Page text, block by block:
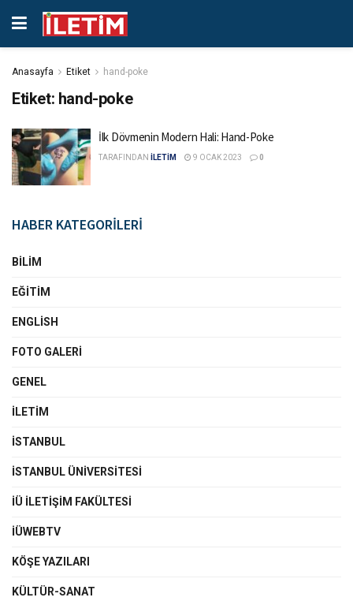
Anasayfa Etiket hand-poke
Etiket: hand-poke
İlk Dövmenin Modern Hali: Hand-Poke
TARAFINDAN İLETİM 9 OCAK 2023 0
HABER KATEGORİLERİ
BILIM
EĞITIM
ENGLISH
FOTO GALERI
GENEL
İLETIM
İSTANBUL
İSTANBUL ÜNIVERSITESI
İÜ İLETIŞIM FAKÜLTESI
İÜWEBTV
KÖŞE YAZILARI
KÜLTÜR-SANAT